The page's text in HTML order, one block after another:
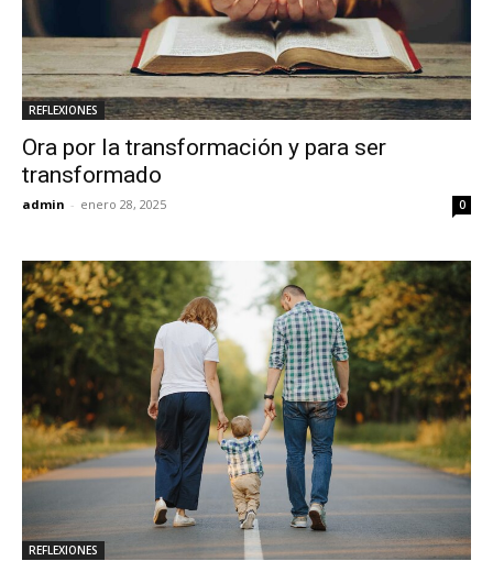
REFLEXIONES
Ora por la transformación y para ser
transformado
admin - enero 28, 2025 0
REFLEXIONES